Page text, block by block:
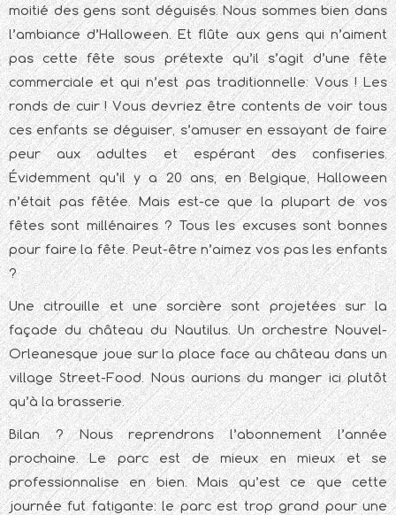
moitié des gens sont déguisés. Nous sommes bien dans
l’ambiance d’Halloween. Et flûte aux gens qui n’aiment
pas cette fête sous prétexte qu’il s’agit d’une fête
commerciale et qui n’est pas traditionnelle: Vous ! Les
ronds de cuir ! Vous devriez être contents de voir tous
ces enfants se déguiser, s’amuser en essayant de faire
peur aux adultes et espérant des confiseries.
Évidemment qu’il y a 20 ans, en Belgique, Halloween
n’était pas fêtée. Mais est-ce que la plupart de vos
fêtes sont millénaires ? Tous les excuses sont bonnes
pour faire la fête. Peut-être n’aimez vos pas les enfants
?
Une citrouille et une sorcière sont projetées sur la
façade du château du Nautilus. Un orchestre Nouvel-
Orleanesque joue sur la place face au château dans un
village Street-Food. Nous aurions du manger ici plutôt
qu’à la brasserie.
Bilan ? Nous reprendrons l’abonnement l’année
prochaine. Le parc est de mieux en mieux et se
professionnalise en bien. Mais qu’est ce que cette
journée fut fatigante: le parc est trop grand pour une